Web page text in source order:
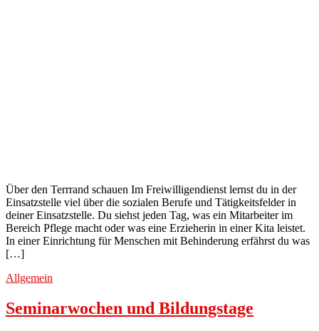
Über den Terrrand schauen Im Freiwilligendienst lernst du in der
Einsatzstelle viel über die sozialen Berufe und Tätigkeitsfelder in
deiner Einsatzstelle. Du siehst jeden Tag, was ein Mitarbeiter im
Bereich Pflege macht oder was eine Erzieherin in einer Kita leistet.
In einer Einrichtung für Menschen mit Behinderung erfährst du was
[…]
Allgemein
Seminarwochen und Bildungstage